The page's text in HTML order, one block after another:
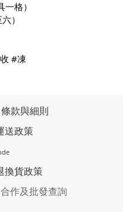
格）
）
#凍
條款與細則
送政策
換貨政策
作及批發查詢